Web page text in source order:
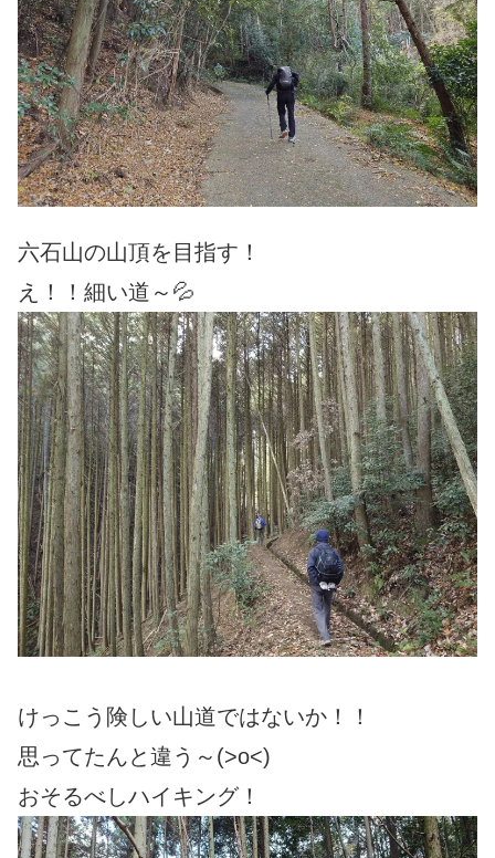
六石山の山頂を目指す！
え！！細い道～💦
けっこう険しい山道ではないか！！
思ってたんと違う～(>o<)
おそるべしハイキング！